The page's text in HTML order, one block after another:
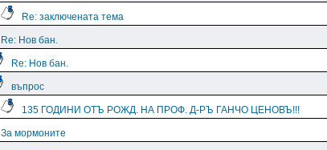
Re: заключената тема
Re: Нов бан.
Re: Нов бан.
въпрос
135 ГОДИНИ ОТЪ РОЖД. НА ПРОФ. Д-РЪ ГАНЧО ЦЕНОВЪ!!!
За мормоните